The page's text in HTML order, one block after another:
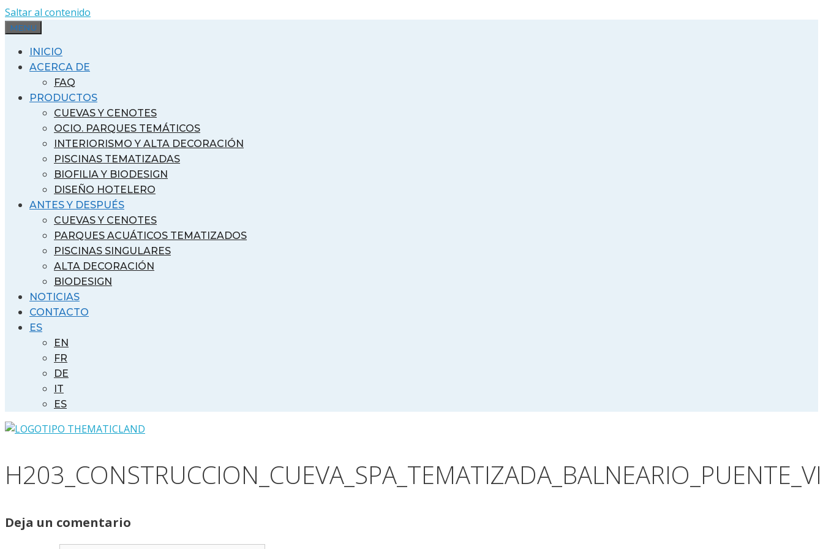
Saltar al contenido
MENU
INICIO
ACERCA DE
FAQ
PRODUCTOS
CUEVAS Y CENOTES
OCIO. PARQUES TEMÁTICOS
INTERIORISMO Y ALTA DECORACIÓN
PISCINAS TEMATIZADAS
BIOFILIA Y BIODESIGN
DISEÑO HOTELERO
ANTES Y DESPUÉS
CUEVAS Y CENOTES
PARQUES ACUÁTICOS TEMATIZADOS
PISCINAS SINGULARES
ALTA DECORACIÓN
BIODESIGN
NOTICIAS
CONTACTO
ES
EN
FR
DE
IT
ES
Deja un comentario